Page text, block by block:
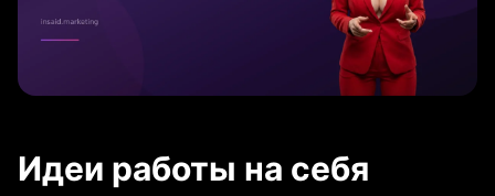
Идеи работы на себя